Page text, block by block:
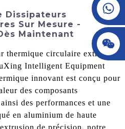
Dissipateurs
Sur Mesure -
Maintenant
thermique circulaire extrudé,
Intelligent Equipment
innovant est conçu pour
des composants
des performances et une
en aluminium de haute
de précision, notre